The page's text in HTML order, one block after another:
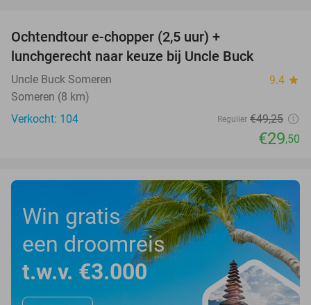
Ochtendtour e-chopper (2,5 uur) +
lunchgerecht naar keuze bij Uncle Buck
Uncle Buck Someren 9.4 star
Someren (8 km)
Verkocht: 104
Regulier €49,25
€29,50
Win gratis
een droomreis
t.w.v. €3.000